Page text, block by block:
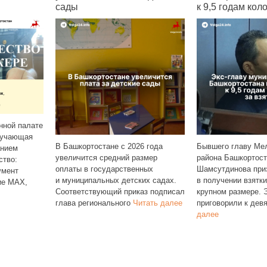
с 2026 года
средний размер
детских садах.
приказ подписал
Читать далее
к 9,5 годам колонии за взятку
Бывшего главу Мелеузовского
района Башкортостана Рустэма
Шамсутдинова признали виновным
в получении взятки в особо
крупном размере. Экс‑чиновника
приговорили к девятиЧитать
от
овощи